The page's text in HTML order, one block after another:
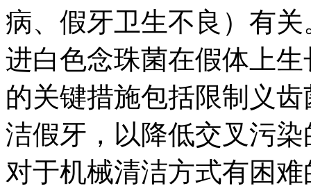
病、假牙卫生不良）有
进白色念珠菌在假体上
的关键措施包括限制义
洁假牙，以降低交叉污
对于机械清洁方式有困